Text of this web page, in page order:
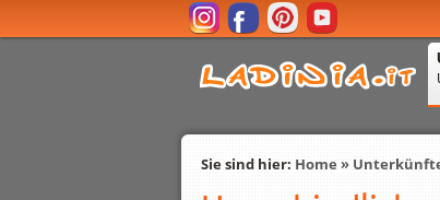
Sie sind hier: Home »